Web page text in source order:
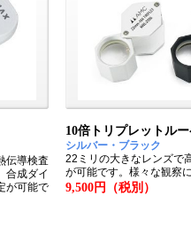
伝導検査
合成ダイ
が可能で
10倍トリプレットル
シルバー・ブラック
22ミリの大きなレンズで
が可能です。様々な観察
9,500円（税別）